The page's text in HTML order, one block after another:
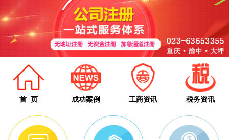
首 页 成功案例 工商资讯 税务资讯